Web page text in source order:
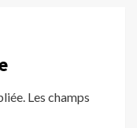
Les champs